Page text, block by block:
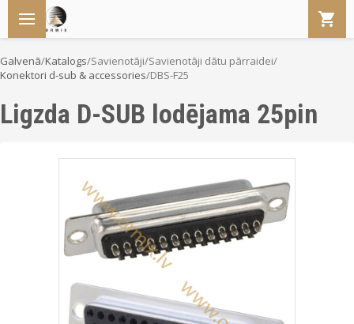
Galvenā/Katalogs/Savienotāji/Savienotāji dātu pārraidei/
Konektori d-sub & accessories/DBS-F25
Ligzda D-SUB lodējama 25pin